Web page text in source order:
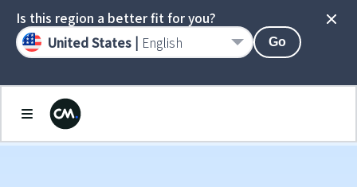
Is this region a better fit for you?
United States | English Go